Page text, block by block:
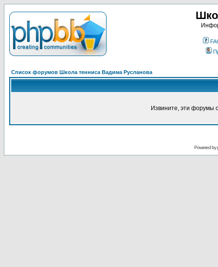
Список форумов Школа тенниса Вадима Русланова
Извините, эти форумы
Powered by